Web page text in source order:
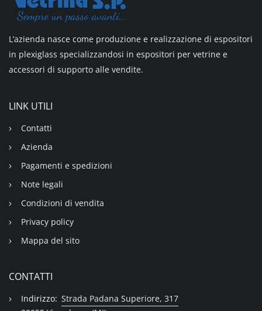
L’azienda nasce come produzione e realizzazione di espositori
in plexiglass specializzandosi in espositori per vetrine e
accessori di supporto alle vendite.
LINK UTILI
Contatti
Azienda
Pagamenti e spedizioni
Note legali
Condizioni di vendita
Privacy policy
Mappa del sito
CONTATTI
Indirizzo: Strada Padana Superiore, 317